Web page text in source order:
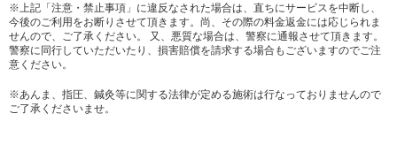
※上記「注意・禁止事項」に違反なされた場合は、直ちにサービスを中断し、
今後のご利用をお断りさせて頂きます。尚、その際の料金返金には応じられま
せんので、ご了承ください。 又、悪質な場合は、警察に通報させて頂きます。
警察に同行していただいたり、損害賠償を請求する場合もございますのでご注
意ください。
※あんま、指圧、鍼灸等に関する法律が定める施術は行なっておりませんので
ご了承くださいませ。